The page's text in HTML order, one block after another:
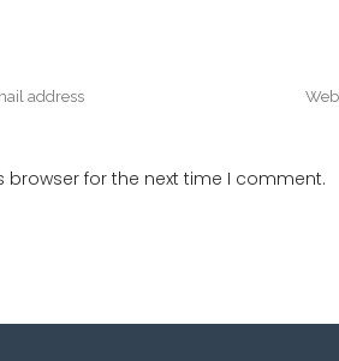
browser for the next time I comment.